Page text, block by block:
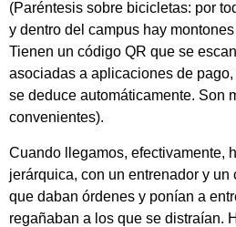
(Paréntesis sobre bicicletas: por
y dentro del campus hay
Tienen un código QR que se
asociadas a aplicaciones de
se deduce automáticamente. Son
convenientes).
Cuando llegamos, efectivamente,
jerárquica, con un entrenador y
que daban órdenes y ponían a
regañaban a los que se distraían.